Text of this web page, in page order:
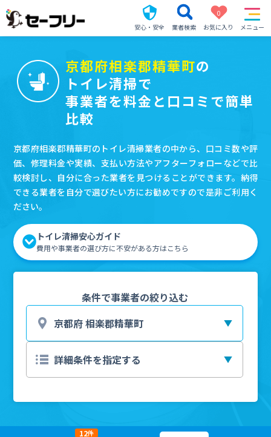
安心・安全 業者検索
0
お気に入り
メニュー
京都府相楽郡精華町の
トイレ清掃で
事業者を料金と口コミで簡単
比較
京都府相楽郡精華町のトイレ清掃業者の中から、口コミ数や評
価、修理料金や実績、支払い方法やアフターフォローなどで比
較検討し、自分に合った業者を見つけることができます。納得
できる業者を自分で選びたい方にお勧めですので是非ご利用く
ださい。
トイレ清掃安心ガイド
費用や事業者の選び方に不安がある方はこちら
条件で事業者の絞り込む
12件